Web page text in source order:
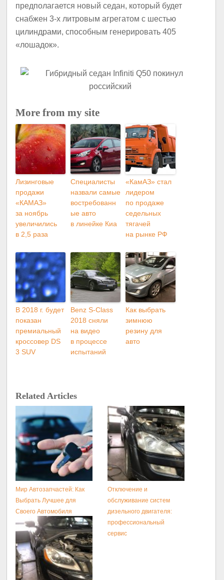
предполагается новый седан, который будет
снабжен 3-х литровым агрегатом с шестью
цилиндрами, способным генерировать 405
«лошадок».
More from my site
Лизинговые
продажи
«КАМАЗ»
за ноябрь
увеличились
в 2,5 раза
Специалисты
назвали самые
востребованн
ые авто
в линейке Киа
«КамАЗ» стал
лидером
по продаже
седельных
тягачей
на рынке РФ
В 2018 г. будет
показан
премиальный
кроссовер DS
3 SUV
Benz S-Class
2018 сняли
на видео
в процессе
испытаний
Как выбрать
зимнюю
резину для
авто
Related Articles
Мир Автозапчастей: Как
Выбрать Лучшее для
Своего Автомобиля
Отключение и
обслуживание систем
дизельного двигателя:
профессиональный
сервис